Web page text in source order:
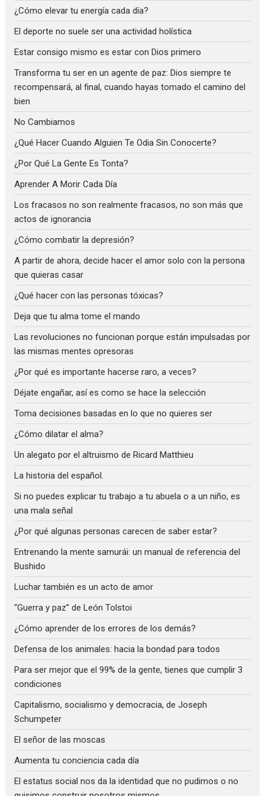
¿Cómo elevar tu energía cada día?
El deporte no suele ser una actividad holística
Estar consigo mismo es estar con Dios primero
Transforma tu ser en un agente de paz: Dios siempre te
recompensará, al final, cuando hayas tomado el camino del
bien
No Cambiamos
¿Qué Hacer Cuando Alguien Te Odia Sin Conocerte?
¿Por Qué La Gente Es Tonta?
Aprender A Morir Cada Día
Los fracasos no son realmente fracasos, no son más que
actos de ignorancia
¿Cómo combatir la depresión?
A partir de ahora, decide hacer el amor solo con la persona
que quieras casar
¿Qué hacer con las personas tóxicas?
Deja que tu alma tome el mando
Las revoluciones no funcionan porque están impulsadas por
las mismas mentes opresoras
¿Por qué es importante hacerse raro, a veces?
Déjate engañar, así es como se hace la selección
Toma decisiones basadas en lo que no quieres ser
¿Cómo dilatar el alma?
Un alegato por el altruismo de Ricard Matthieu
La historia del español.
Si no puedes explicar tu trabajo a tu abuela o a un niño, es
una mala señal
¿Por qué algunas personas carecen de saber estar?
Entrenando la mente samurái: un manual de referencia del
Bushido
Luchar también es un acto de amor
“Guerra y paz” de León Tolstoi
¿Cómo aprender de los errores de los demás?
Defensa de los animales: hacia la bondad para todos
Para ser mejor que el 99% de la gente, tienes que cumplir 3
condiciones
Capitalismo, socialismo y democracia, de Joseph
Schumpeter
El señor de las moscas
Aumenta tu conciencia cada día
El estatus social nos da la identidad que no pudimos o no